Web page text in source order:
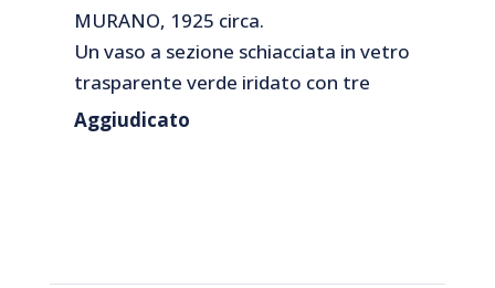
MURANO, 1925 circa.
Un vaso a sezione schiacciata in vetro
trasparente verde iridato con tre
bocche collegate ad anse.
Aggiudicato